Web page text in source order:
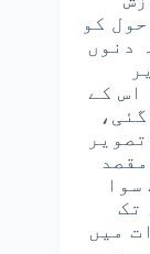
کو
دنوں
اس کے
تک
میں